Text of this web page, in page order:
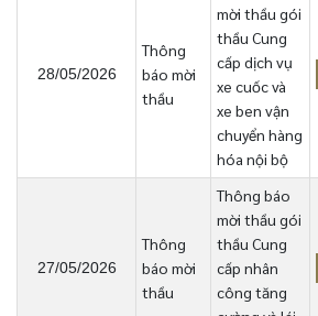
28/05/2026
Thông
báo mời
thầu
mời thầu gói
thầu Cung
cấp dịch vụ
xe cuốc và
xe ben vận
chuyển hàng
hóa nội bộ
27/05/2026
Thông
báo mời
thầu
Thông báo
mời thầu gói
thầu Cung
cấp nhân
công tăng